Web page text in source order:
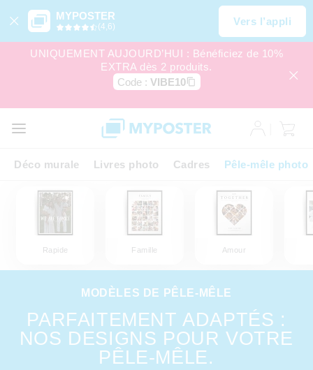
MYPOSTER
(4,6) Vers l’appli
UNIQUEMENT AUJOURD’HUI : Bénéficiez de 10%
EXTRA dès 2 produits.
Code : VIBE10
Déco murale Livres photo Cadres Pêle-mêle photo
Rapide Famille Amour
MODÈLES DE PÊLE-MÊLE
PARFAITEMENT ADAPTÉS :
NOS DESIGNS POUR VOTRE
PÊLE-MÊLE.